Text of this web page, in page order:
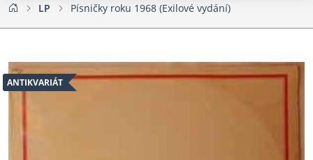
LP Písničky roku 1968 (Exilové vydání)
ANTIKVARIÁT